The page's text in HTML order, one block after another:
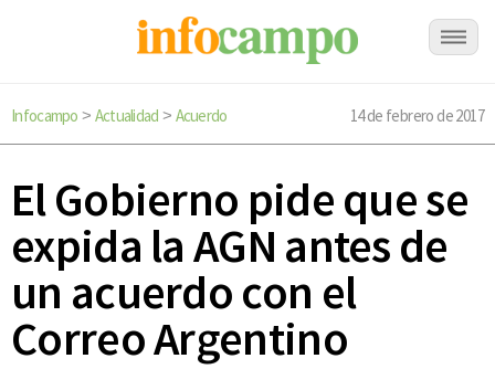
Infocampo > Actualidad > Acuerdo 14 de febrero de 2017
El Gobierno pide que se
expida la AGN antes de
un acuerdo con el
Correo Argentino